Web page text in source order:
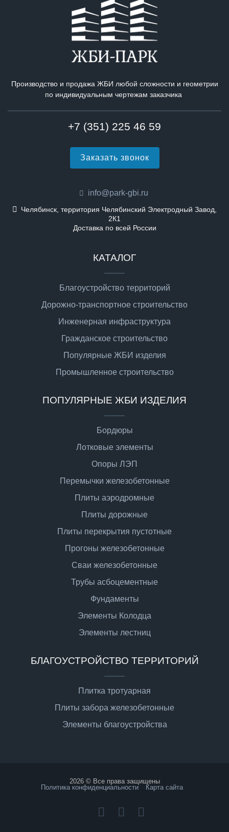
Производство и продажа ЖБИ любой сложности и геометрии
по индивидуальным чертежам заказчика
+7 (351) 225 46 59
Заказать звонок
info@park-gbi.ru
Челябинск, территория Челябинский Электродный Завод,
2К1
Доставка по всей России
КАТАЛОГ
Благоустройство территорий
Дорожно-транспортное строительство
Инженерная инфраструктура
Гражданское строительство
Популярные ЖБИ изделия
Промышленное строительство
ПОПУЛЯРНЫЕ ЖБИ ИЗДЕЛИЯ
Бордюры
Лотковые элементы
Опоры ЛЭП
Перемычки железобетонные
Плиты аэродромные
Плиты дорожные
Плиты перекрытия пустотные
Прогоны железобетонные
Сваи железобетонные
Трубы асбоцементные
Фундаменты
Элементы Колодца
Элементы лестниц
БЛАГОУСТРОЙСТВО ТЕРРИТОРИЙ
Плитка тротуарная
Плиты забора железобетонные
Элементы благоустройства
2026 © Все права защищены
Политика конфиденциальности
Карта сайта